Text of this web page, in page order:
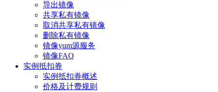
导出镜像
共享私有镜像
取消共享私有镜像
删除私有镜像
镜像yum源服务
镜像FAQ
实例抵扣券
实例抵扣券概述
价格及计费规则